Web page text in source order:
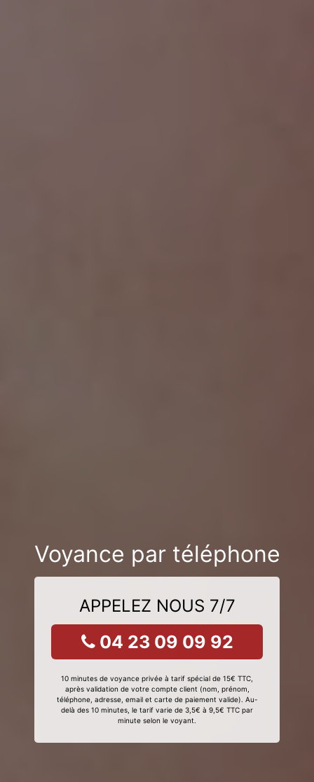
Voyance par téléphone
APPELEZ NOUS 7/7
04 23 09 09 92
10 minutes de voyance privée à tarif spécial de 15€ TTC,
après validation de votre compte client (nom, prénom,
téléphone, adresse, email et carte de paiement valide). Au-
delà des 10 minutes, le tarif varie de 3,5€ à 9,5€ TTC par
minute selon le voyant.